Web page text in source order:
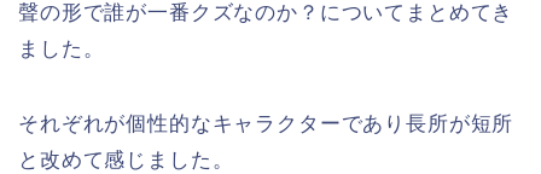
聲の形で誰が一番クズなのか？についてまとめてき
ました。
それぞれが個性的なキャラクターであり長所が短所
と改めて感じました。